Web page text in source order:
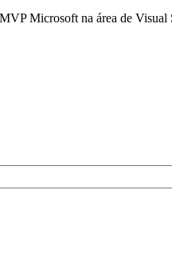
Microsoft na área de